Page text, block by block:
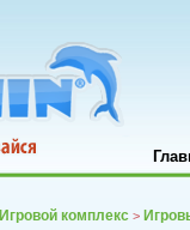
Игровой комплекс >